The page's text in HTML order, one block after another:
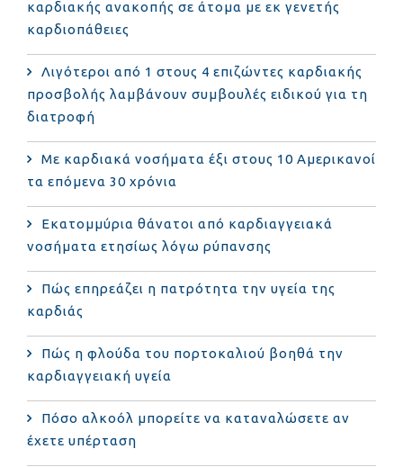
καρδιακής ανακοπής σε άτομα με εκ γενετής
καρδιοπάθειες
Λιγότεροι από 1 στους 4 επιζώντες καρδιακής
προσβολής λαμβάνουν συμβουλές ειδικού για τη
διατροφή
Με καρδιακά νοσήματα έξι στους 10 Αμερικανοί
τα επόμενα 30 χρόνια
Εκατομμύρια θάνατοι από καρδιαγγειακά
νοσήματα ετησίως λόγω ρύπανσης
Πώς επηρεάζει η πατρότητα την υγεία της
καρδιάς
Πώς η φλούδα του πορτοκαλιού βοηθά την
καρδιαγγειακή υγεία
Πόσο αλκοόλ μπορείτε να καταναλώσετε αν
έχετε υπέρταση